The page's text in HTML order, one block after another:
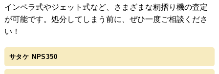
インペラ式やジェット式など、さまざまな籾摺り機の査定
が可能です。処分してしまう前に、ぜひ一度ご相談くださ
い！
サタケ NPS350